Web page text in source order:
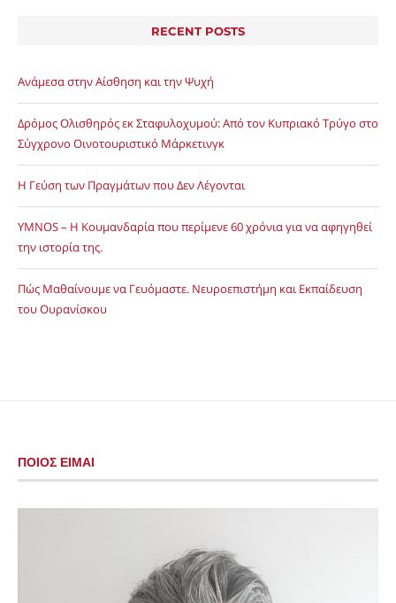
RECENT POSTS
Ανάμεσα στην Αίσθηση και την Ψυχή
Δρόμος Ολισθηρός εκ Σταφυλοχυμού: Από τον Κυπριακό Τρύγο στο
Σύγχρονο Οινοτουριστικό Μάρκετινγκ
Η Γεύση των Πραγμάτων που Δεν Λέγονται
YMNOS – Η Κουμανδαρία που περίμενε 60 χρόνια για να αφηγηθεί
την ιστορία της.
Πώς Μαθαίνουμε να Γευόμαστε. Νευροεπιστήμη και Εκπαίδευση
του Ουρανίσκου
ΠΟΙΟΣ ΕΙΜΑΙ